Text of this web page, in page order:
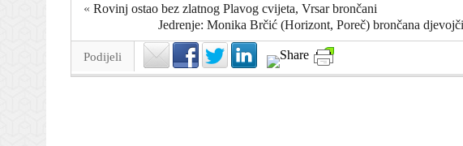
« Rovinj ostao bez zlatnog Plavog cvijeta, Vrsar brončani
Jedrenje: Monika Brčić (Horizont, Poreč) brončana
Podijeli